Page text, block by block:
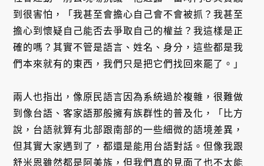
到很害怕，「我甚至會擔心自己會不會被抓？我甚至
擔心到懷疑自己能否去爭取自己的權益？我這樣是正
確的嗎？其實不管是語言、姓名、身分，這些都是我
們本來就有的東西，我們只是把它們找回來罷了。」
兩人也指出，像原民語言因為系統過於複雜，很難做
到像台語、客家語那般擁有族群性的普及化，「比方
說，台語就算有北部跟南部的一些細微的語境差異，
但其實大家遇到了，都還是能用台語對話。但像我跟
舒米恩雖然都是阿美族，但我們真的見面了也不太能